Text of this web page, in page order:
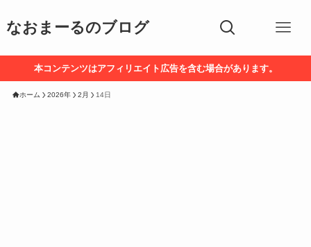
なおまーるのブログ
本コンテンツはアフィリエイト広告を含む場合があります。
ホーム 2026年 2月 14日